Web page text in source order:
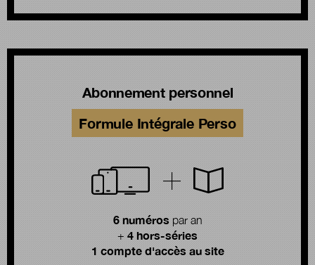
Abonnement personnel
Formule Intégrale Perso
6 numérospar an
+ 4 hors-séries
1 compte d'accès au site